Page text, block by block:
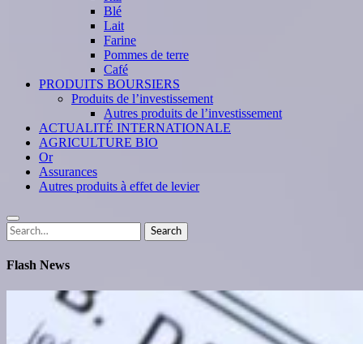
Blé
Lait
Farine
Pommes de terre
Café
PRODUITS BOURSIERS
Produits de l’investissement
Autres produits de l’investissement
ACTUALITÉ INTERNATIONALE
AGRICULTURE BIO
Or
Assurances
Autres produits à effet de levier
Search
for:
Search
Flash News